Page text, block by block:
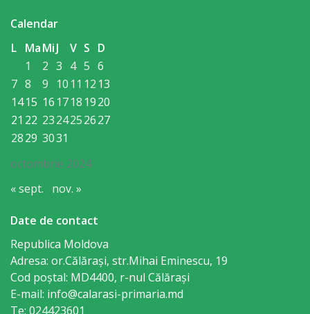
Muzeul
de
Istorie
şi
Etnografie
„Dumitru
Scvorțov-
Russu”
or.
Călăraşi
Î.M.
Calendar
octombrie 2024
L MaMiJ V S D
1
2 3 4 5 6
7 8 9 10 11 12 13
1415 16 1718 1920
21 22 2324252627
2829 3031
« sept. nov. »
Date de contact
Republica Moldova
Adresa: or.Călăraşi, str.Mihai Eminescu, 19
Cod poștal: MD4400, r-nul Călăraşi
E-mail: info@calarasi-primaria.md
Te: 024423601